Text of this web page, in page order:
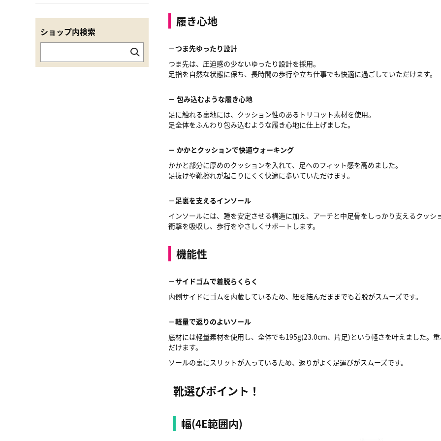
履き心地
－つま先ゆったり設計
つま先は、圧迫感の少ないゆったり設計を採用。
足指を自然な状態に保ち、長時間の歩行や立ち仕事でも快適に過ごしていただけます。
－ 包み込むような履き心地
足に触れる裏地には、クッション性のあるトリコット素材を使用。
足全体をふんわり包み込むような履き心地に仕上げました。
－ かかとクッションで快適ウォーキング
かかと部分に厚めのクッションを入れて、足へのフィット感を高めました。
足抜けや靴擦れが起こりにくく快適に歩いていただけます。
－足裏を支えるインソール
インソールには、踵を安定させる構造に加え、アーチと中足骨をしっかり支えるクッシ
衝撃を吸収し、歩行をやさしくサポートします。
機能性
－サイドゴムで着脱らくらく
内側サイドにゴムを内蔵しているため、紐を結んだままでも着脱がスムーズです。
－軽量で返りのよいソール
底材には軽量素材を使用し、全体でも195g(23.0cm、片足)という軽さを叶えました。
だけます。
ソールの裏にスリットが入っているため、返りがよく足運びがスムーズです。
靴選びポイント！
幅(4E範囲内)
ショップ内検索